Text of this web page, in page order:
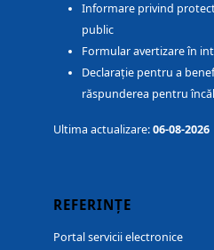
Informare privind
public
Formular avertizare în
Declarație pentru a
răspunderea pentru
Ultima actualizare:06-08-2026
REFERINȚE
Portal servicii electronice